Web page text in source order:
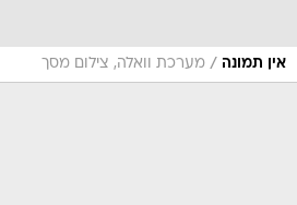
אין תמונה / מערכת וואלה, צילום מסך